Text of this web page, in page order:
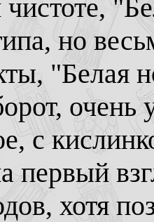
чистоте,
но
"Белая
с
первый
хотя